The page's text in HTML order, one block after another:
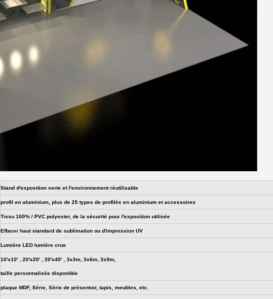
Stand d'exposition verte et l'environnement réutilisable
profil en aluminium, plus de 25 types de profilés en aluminium et accessoires
Tissu 100% / PVC polyester, de la sécurité pour l'exposition utilisée
Effacer haut standard de sublimation ou d'impression UV
Lumière LED lumière crue
10'x10' , 20'x20' , 20'x40' , 3x3m, 3x6m, 3x9m,
taille personnalisée disponible
plaque MDF, Série, Série de présentoir, tapis, meubles, etc.